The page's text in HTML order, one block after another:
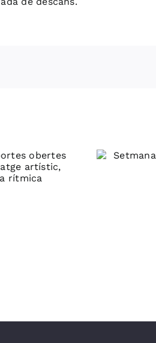
de 38è
Sala